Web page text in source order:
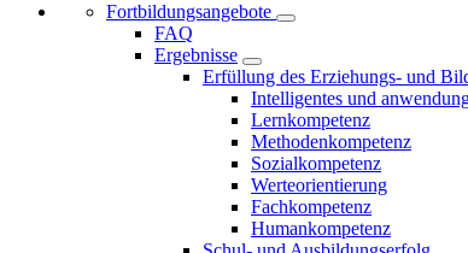
Fortbildungsangebote
FAQ
Ergebnisse
Erfüllung des Erziehungs- und
Intelligentes und
Lernkompetenz
Methodenkompetenz
Sozialkompetenz
Werteorientierung
Fachkompetenz
Humankompetenz